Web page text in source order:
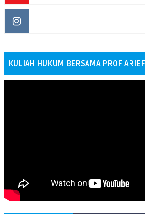
KULIAH HUKUM BERSAMA PROF ARIEF